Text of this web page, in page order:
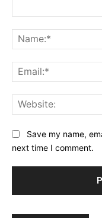
Save my name,
next time I comment.